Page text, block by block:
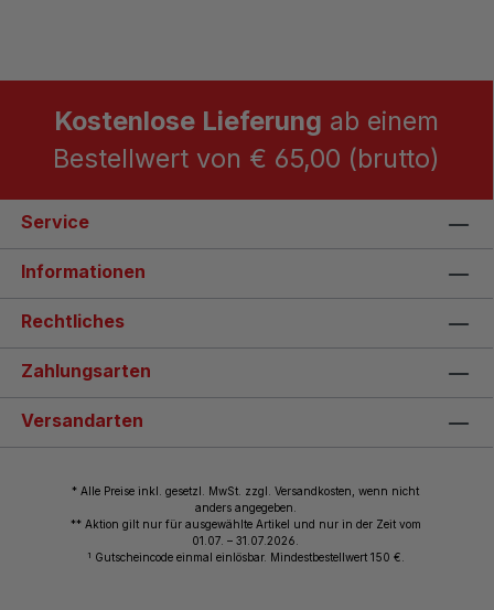
Kostenlose Lieferung ab einem
Bestellwert von € 65,00 (brutto)
Service
Informationen
Rechtliches
Zahlungsarten
Versandarten
* Alle Preise inkl. gesetzl. MwSt. zzgl. Versandkosten, wenn nicht
anders angegeben.
** Aktion gilt nur für ausgewählte Artikel und nur in der Zeit vom
01.07. – 31.07.2026.
1 Gutscheincode einmal einlösbar. Mindestbestellwert 150 €.